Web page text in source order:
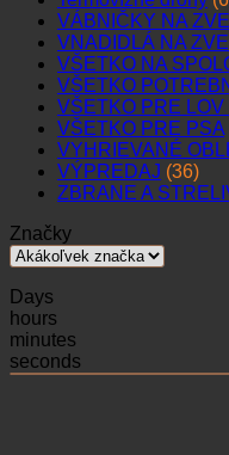
VÁBNIČKY NA
VNADIDLÁ NA
VŠETKO NA
VŠETKO
VŠETKO PRE LOV
VŠETKO PRE PSA
VYHRIEVANÉ
VÝPREDAJ (36)
ZBRANE A
Značky
Days
hours
minutes
seconds